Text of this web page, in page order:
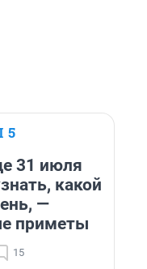
5
31 июля
какой
—
приметы
15